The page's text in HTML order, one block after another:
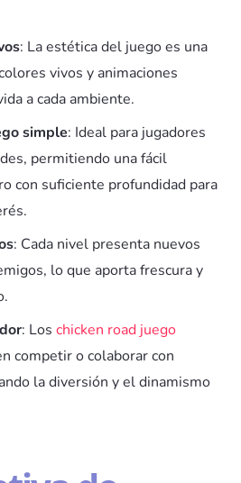
: La estética del juego es una
vivos y animaciones
a cada ambiente.
simple: Ideal para jugadores
permitiendo una fácil
con suficiente profundidad para
: Cada nivel presenta nuevos
lo que aporta frescura y
: Los chicken road juego
competir o colaborar con
la diversión y el dinamismo